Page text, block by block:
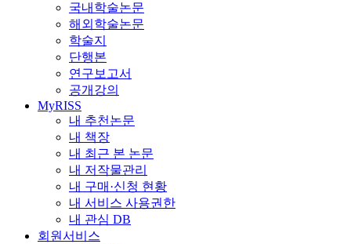
국내학술논문
해외학술논문
학술지
단행본
연구보고서
공개강의
MyRISS
내 추천논문
내 책장
내 최근 본 논문
내 저작물관리
내 구매·신청 현황
내 서비스 사용권한
내 관심 DB
회원서비스